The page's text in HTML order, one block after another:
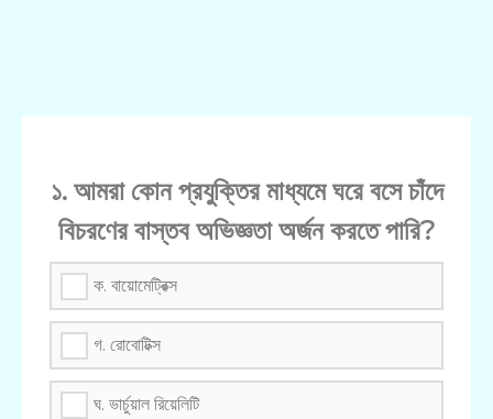
১. আমরা কোন প্রযুক্তির মাধ্যমে ঘরে বসে চাঁদে
বিচরণের বাস্তব অভিজ্ঞতা অর্জন করতে পারি?
ক. বায়োমেট্রিক্স
গ. রোবোটিক্স
ঘ. ভার্চুয়াল রিয়েলিটি